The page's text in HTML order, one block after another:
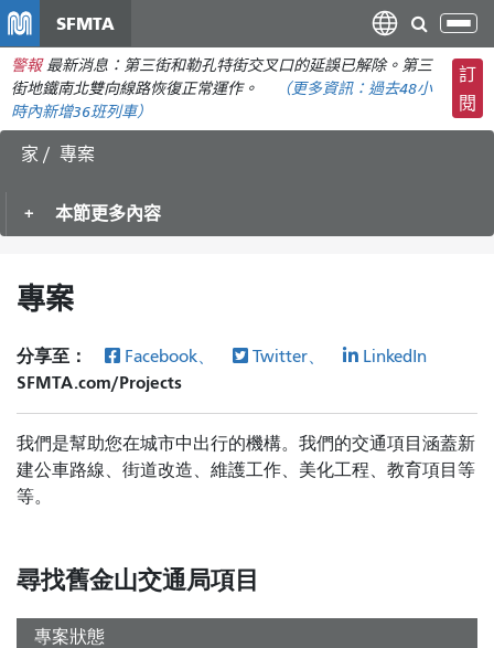
主
要
SFMTA
切
換
導
航
警報 最新消息：第三街和勒孔特街交叉口的延誤已解除。第三
街地鐵南北雙向線路恢復正常運作。
（更多資訊： 過去48小
時內新增36班列車）
訂
閱
家 專案
本節更多內容
專案
分享至： Facebook、 Twitter、 LinkedIn
SFMTA.com/Projects
我們是幫助您在城市中出行的機構。我們的交通項目涵蓋新
建公車路線、街道改造、維護工作、美化工程、教育項目等
等。
尋找舊金山交通局項目
專案狀態